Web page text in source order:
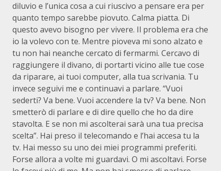
diluvio e l’unica cosa a cui riuscivo a pensare era per
quanto tempo sarebbe piovuto. Calma piatta. Di
questo avevo bisogno per vivere. Il problema era che
io la volevo con te. Mentre pioveva mi sono alzato e
tu non hai neanche cercato di fermarmi. Cercavo di
raggiungere il divano, di portarti vicino alle tue cose
da riparare, ai tuoi computer, alla tua scrivania. Tu
invece seguivi me e continuavi a parlare. “Vuoi
sederti? Va bene. Vuoi accendere la tv? Va bene. Non
smetterò di parlare e di dire quello che ho da dire
stavolta. E se non mi ascolterai sarà una tua precisa
scelta”. Hai preso il telecomando e l’hai accesa tu la
tv. Hai messo su uno dei miei programmi preferiti.
Forse allora a volte mi guardavi. O mi ascoltavi. Forse